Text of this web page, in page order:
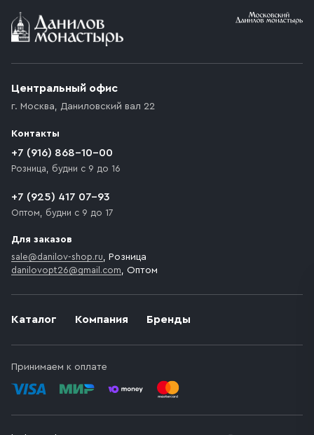
Условия доставки
возникают препятствия для подъезда автомобиля,
которое максимально близко к месту запланированной
движения. Если на территории места назначения
доставки предусмотрен платный въезд, то Покупателю
необходимо компенсировать стоимость въезда
Каталог Компания Бренды
Принимаем к оплате
Центральный офис
г. Москва, Даниловский вал 22
Контакты
+7 (916) 868-10-00
Розница, будни с 9 до 16
+7 (925) 417 07-93
Оптом, будни с 9 до 17
Для заказов
sale@danilov-shop.ru, Розница
danilovopt26@gmail.com, Оптом